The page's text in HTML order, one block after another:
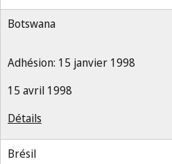
Botswana
Adhésion: 15 janvier 1998
15 avril 1998
Détails
Brésil